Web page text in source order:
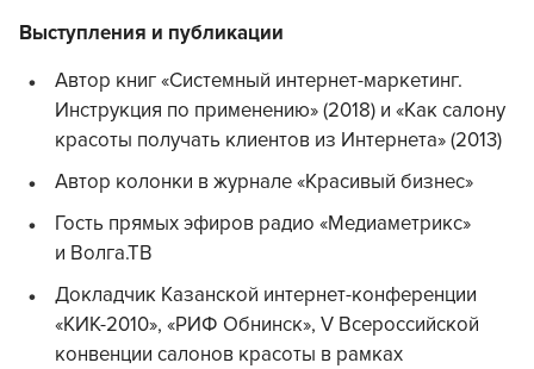
Выступления и публикации
Автор книг «Системный интернет-маркетинг.
Инструкция по применению» (2018) и «Как салону
красоты получать клиентов из Интернета» (2013)
Автор колонки в журнале «Красивый бизнес»
Гость прямых эфиров радио «Медиаметрикс»
и Волга.ТВ
Докладчик Казанской интернет-конференции
«КИК-2010», «РИФ Обнинск», V Всероссийской
конвенции салонов красоты в рамках